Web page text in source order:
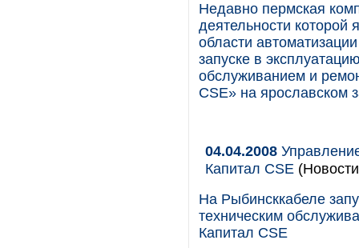
Недавно пермская
деятельности которой
области
запуске в
обслуживанием и
CSE» на ярославском
04.04.2008
Капитал CSE
На Рыбинсккабеле
техническим
Капитал CSE